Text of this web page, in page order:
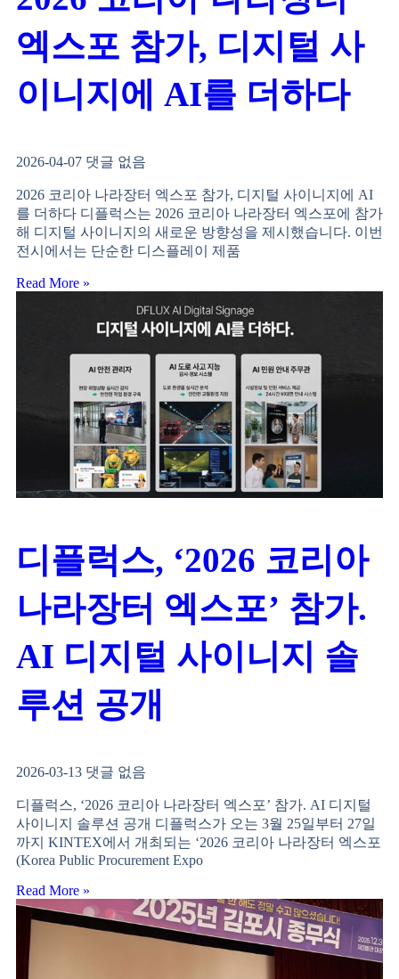
엑스포 참가, 디지털 사
이니지에 AI를 더하다
2026-04-07 댓글 없음
2026 코리아 나라장터 엑스포 참가, 디지털 사이니지에 AI
를 더하다 디플럭스는 2026 코리아 나라장터 엑스포에 참가
해 디지털 사이니지의 새로운 방향성을 제시했습니다. 이번
전시에서는 단순한 디스플레이 제품
Read More »
디플럭스, ‘2026 코리아
나라장터 엑스포’ 참가.
AI 디지털 사이니지 솔
루션 공개
2026-03-13 댓글 없음
디플럭스, ‘2026 코리아 나라장터 엑스포’ 참가. AI 디지털
사이니지 솔루션 공개 디플럭스가 오는 3월 25일부터 27일
까지 KINTEX에서 개최되는 ‘2026 코리아 나라장터 엑스포
(Korea Public Procurement Expo
Read More »